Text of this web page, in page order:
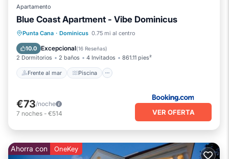
Apartamento
Blue Coast Apartment - Vibe Dominicus
Punta Cana · Dominicus 0.75 mi al centro
10.0 Excepcional(16 Reseñas)
2 Dormitorios 2 baños 4 Invitados 861.11 pies²
Frente al mar Piscina
Frente al mar Piscina
Balcón/Terraza
€73/noche
7 noches - €514 VER OFERTA
Ahorra con OneKey